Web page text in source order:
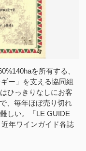
を所有する、
ー」を支える協同組
ひっきりなしにお客
、毎年ほぼ売り切れ
しい。「LE GUIDE
年ワインガイド各誌